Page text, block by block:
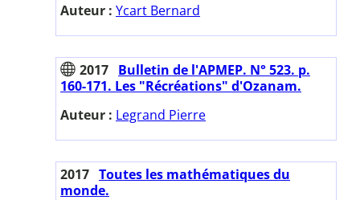
Auteur : Ycart Bernard
2017 Bulletin de l'APMEP. N° 523. p.
160-171. Les "Récréations" d'Ozanam.
Auteur : Legrand Pierre
2017 Toutes les mathématiques du
monde.